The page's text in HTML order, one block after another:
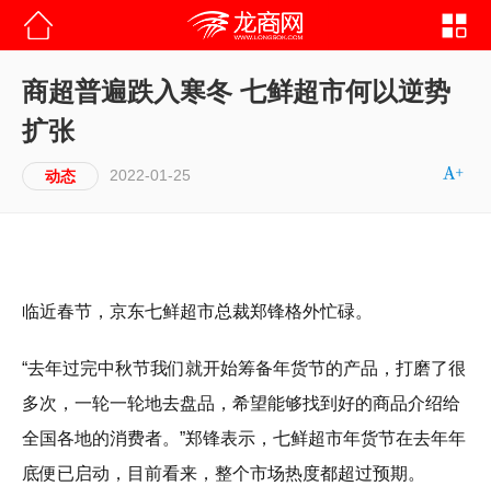
商超普遍跌入寒冬 七鲜超市何以逆势
扩张
动态 2022-01-25
临近春节，京东七鲜超市总裁郑锋格外忙碌。
“去年过完中秋节我们就开始筹备年货节的产品，打磨了很
多次，一轮一轮地去盘品，希望能够找到好的商品介绍给
全国各地的消费者。”郑锋表示，七鲜超市年货节在去年年
底便已启动，目前看来，整个市场热度都超过预期。